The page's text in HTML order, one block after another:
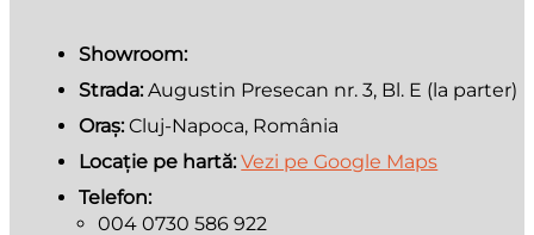
Showroom:
Strada: Augustin Presecan nr. 3, Bl. E (la parter)
Oraș: Cluj-Napoca, România
Locație pe hartă: Vezi pe Google Maps
Telefon:
004 0730 586 922